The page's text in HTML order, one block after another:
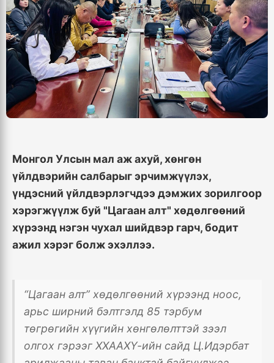
Монгол Улсын мал аж ахуй, хөнгөн
үйлдвэрийн салбарыг эрчимжүүлэх,
үндэсний үйлдвэрлэгчдээ дэмжих зорилгоор
хэрэгжүүлж буй "Цагаан алт" хөдөлгөөний
хүрээнд нэгэн чухал шийдвэр гарч, бодит
ажил хэрэг болж эхэллээ.
“Цагаан алт” хөдөлгөөний хүрээнд ноос,
арьс ширний бэлтгэлд 85 тэрбум
төгрөгийн хүүгийн хөнгөлөлттэй зээл
олгох гэрээг ХХААХҮ-ийн сайд Ц.Идэрбат